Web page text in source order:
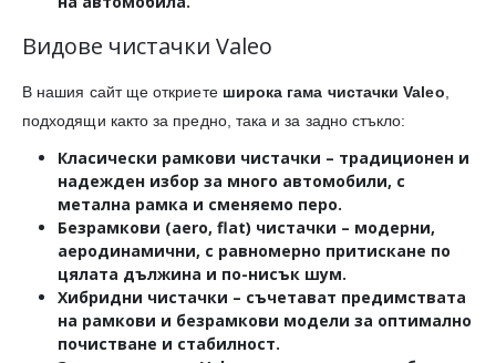
Видове чистачки Valeo
В нашия сайт ще откриете широка гама чистачки Valeo
подходящи както за предно, така и за задно стъкло:
Класически рамкови чистачки – традиционен и
надежден избор за много автомобили, с
метална рамка и сменяемо перо.
Безрамкови (aero, flat) чистачки – модерни,
аеродинамични, с равномерно притискане по
цялата дължина и по-нисък шум.
Хибридни чистачки – съчетават предимствата
на рамкови и безрамкови модели за оптимално
почистване и стабилност.